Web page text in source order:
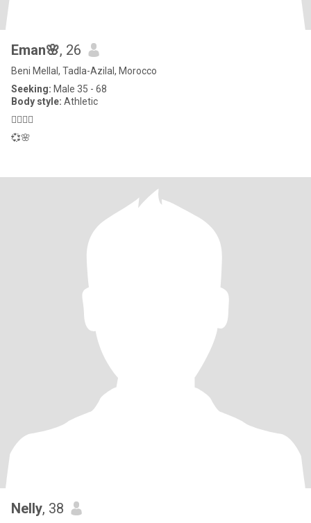
Eman🌸, 26
Beni Mellal, Tadla-Azilal, Morocco
Seeking: Male 35 - 68
Body style: Athletic
🧚‍♂️🧚‍♂️
💞🌸
Nelly, 38